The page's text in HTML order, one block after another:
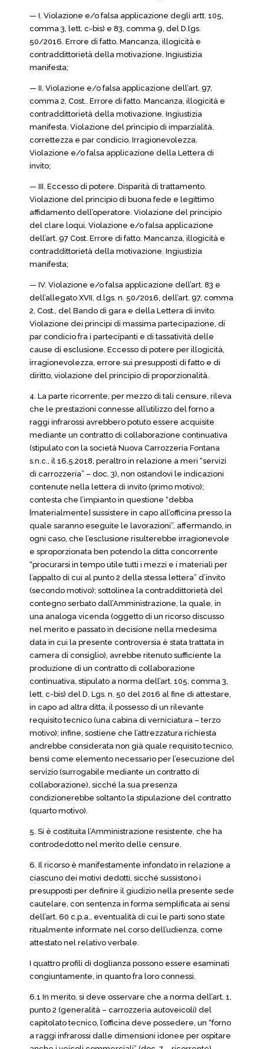
— I. Violazione e/o falsa applicazione degli artt. 105,
comma 3, lett. c-bis) e 83, comma 9, del D.lgs.
50/2016. Errore di fatto. Mancanza, illogicità e
contraddittorietà della motivazione. Ingiustizia
manifesta;
— II. Violazione e/o falsa applicazione dell’art. 97,
comma 2, Cost.. Errore di fatto. Mancanza, illogicità e
contraddittorietà della motivazione. Ingiustizia
manifesta. Violazione del principio di imparzialità,
correttezza e par condicio. Irragionevolezza.
Violazione e/o falsa applicazione della Lettera di
invito;
— III. Eccesso di potere. Disparità di trattamento.
Violazione del principio di buona fede e legittimo
affidamento dell’operatore. Violazione del principio
del clare loqui. Violazione e/o falsa applicazione
dell’art. 97 Cost. Errore di fatto. Mancanza, illogicità e
contraddittorietà della motivazione. Ingiustizia
manifesta;
— IV. Violazione e/o falsa applicazione dell’art. 83 e
dell’allegato XVII, d.lgs. n. 50/2016, dell’art. 97, comma
2, Cost., del Bando di gara e della Lettera di invito.
Violazione dei principi di massima partecipazione, di
par condicio fra i partecipanti e di tassatività delle
cause di esclusione. Eccesso di potere per illogicità,
irragionevolezza, errore sui presupposti di fatto e di
diritto, violazione del principio di proporzionalità.
4. La parte ricorrente, per mezzo di tali censure, rileva
che le prestazioni connesse all’utilizzo del forno a
raggi infrarossi avrebbero potuto essere acquisite
mediante un contratto di collaborazione continuativa
(stipulato con la società Nuova Carrozzeria Fontana
s.n.c., il 16.5.2018, peraltro in relazione a meri “servizi
di carrozzeria” – doc. 3), non ostandovi le indicazioni
contenute nella lettera di invito (primo motivo);
contesta che l’impianto in questione “debba
[materialmente] sussistere in capo all’officina presso la
quale saranno eseguite le lavorazioni”, affermando, in
ogni caso, che l’esclusione risulterebbe irragionevole
e sproporzionata ben potendo la ditta concorrente
“procurarsi in tempo utile tutti i mezzi e i materiali per
l’appalto di cui al punto 2 della stessa lettera” d’invito
(secondo motivo); sottolinea la contraddittorietà del
contegno serbato dall’Amministrazione, la quale, in
una analoga vicenda (oggetto di un ricorso discusso
nel merito e passato in decisione nella medesima
data in cui la presente controversia è stata trattata in
camera di consiglio), avrebbe ritenuto sufficiente la
produzione di un contratto di collaborazione
continuativa, stipulato a norma dell’art. 105, comma 3,
lett. c-bis) del D. Lgs. n. 50 del 2016 al fine di attestare,
in capo ad altra ditta, il possesso di un rilevante
requisito tecnico (una cabina di verniciatura – terzo
motivo); infine, sostiene che l’attrezzatura richiesta
andrebbe considerata non già quale requisito tecnico,
bensì come elemento necessario per l’esecuzione del
servizio (surrogabile mediante un contratto di
collaborazione), sicché la sua presenza
condizionerebbe soltanto la stipulazione del contratto
(quarto motivo).
5. Si è costituita l’Amministrazione resistente, che ha
controdedotto nel merito delle censure.
6. Il ricorso è manifestamente infondato in relazione a
ciascuno dei motivi dedotti, sicché sussistono i
presupposti per definire il giudizio nella presente sede
cautelare, con sentenza in forma semplificata ai sensi
dell’art. 60 c.p.a., eventualità di cui le parti sono state
ritualmente informate nel corso dell’udienza, come
attestato nel relativo verbale.
I quattro profili di doglianza possono essere esaminati
congiuntamente, in quanto fra loro connessi.
6.1 In merito, si deve osservare che a norma dell’art. 1,
punto 2 (generalità – carrozzeria autoveicoli) del
capitolato tecnico, l’officina deve possedere, un “forno
a raggi infrarossi dalle dimensioni idonee per ospitare